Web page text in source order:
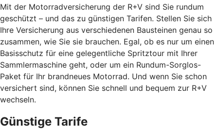
Mit der Motorradversicherung der R+V sind Sie rundum
geschützt – und das zu günstigen Tarifen. Stellen Sie sich
Ihre Versicherung aus verschiedenen Bausteinen genau so
zusammen, wie Sie sie brauchen. Egal, ob es nur um einen
Basisschutz für eine gelegentliche Spritztour mit Ihrer
Sammlermaschine geht, oder um ein Rundum-Sorglos-
Paket für Ihr brandneues Motorrad. Und wenn Sie schon
versichert sind, können Sie schnell und bequem zur R+V
wechseln.
Günstige Tarife